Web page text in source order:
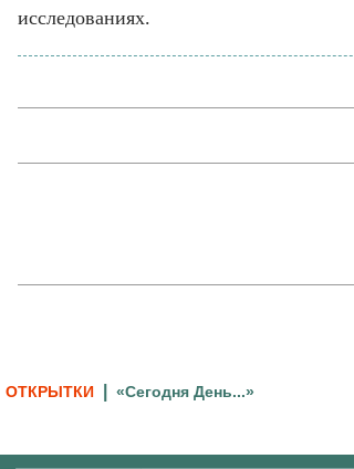
исследованиях.
ОТКРЫТКИ «Сегодня День...»